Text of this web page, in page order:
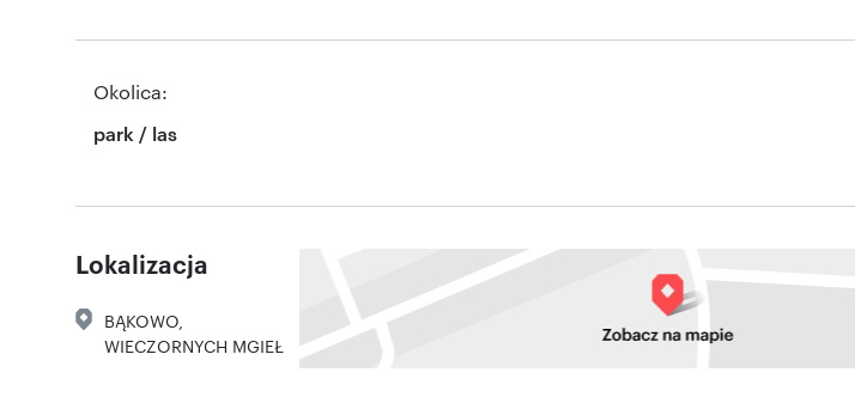
Okolica:
park / las
Lokalizacja
BĄKOWO
WIECZORNYCH MGIEŁ